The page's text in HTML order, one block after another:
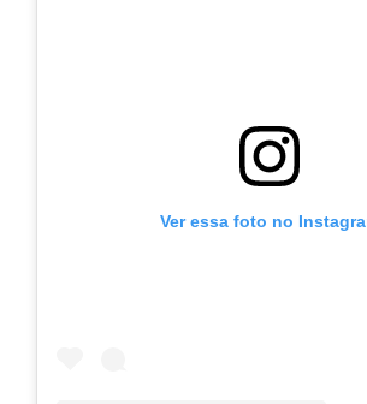
Ver essa foto no